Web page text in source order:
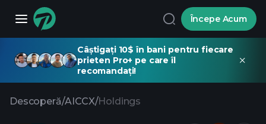
Începe Acum
Câștigați 10$ în bani pentru fiecare
prieten Pro+ pe care îl
recomandați!
Descoperă/AICCX/Holdings